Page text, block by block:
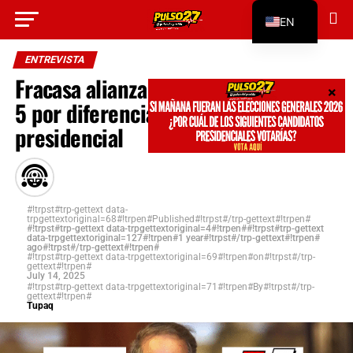
ENTREVISTA
Fracasa alianza electoral del Grupo
5 por diferencias sobre candidatura
presidencial
#!trpst#trp-gettext data-
trpgettextoriginal=68#!trpen#Published#!trpst#/trp-gettext#!trpen#
#!trpst#trp-gettext data-trpgettextoriginal=4#!trpen##!trpst#trp-gettext
data-trpgettextoriginal=127#!trpen#1 year#!trpst#/trp-gettext#!trpen#
ago#!trpst#/trp-gettext#!trpen#
#!trpst#trp-gettext data-trpgettextoriginal=69#!trpen#on#!trpst#/trp-
gettext#!trpen#
July 14, 2025
#!trpst#trp-gettext data-trpgettextoriginal=71#!trpen#By#!trpst#/trp-
gettext#!trpen#
Tupaq
#!trpst#trp-gettext data-
trpgettextoriginal=312#!trpen#Go to mobile
version#!trpst#/trp-gettext#!trpen#
EN
ES